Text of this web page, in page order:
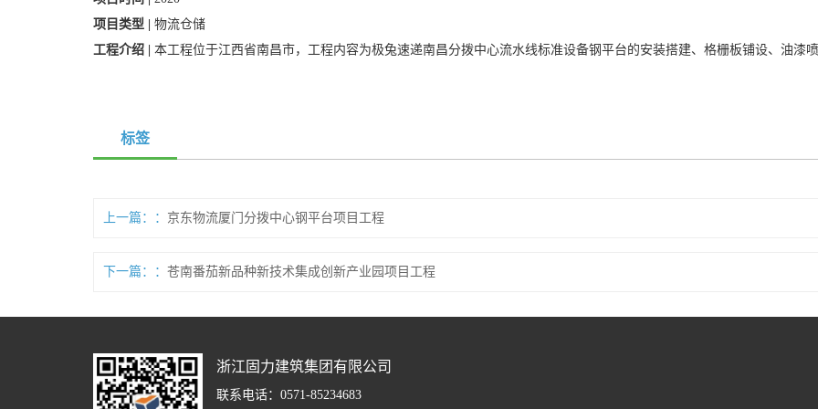
项目类型 | 物流仓储
工程介绍 | 本工程位于江西省南昌市，工程内容为极兔速递南昌分拨中心流水线标准设备钢平台的安装搭建、格栅板铺设、油漆
标签
上一篇： 京东物流厦门分拨中心钢平台项目工程
下一篇： 苍南番茄新品种新技术集成创新产业园项目工程
浙江固力建筑集团有限公司
联系电话：0571-85234683